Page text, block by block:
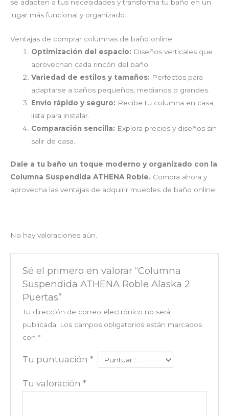
se adapten a tus necesidades y transforma tu baño en un
lugar más funcional y organizado.
Ventajas de comprar columnas de baño online:
Optimización del espacio: Diseños verticales que
aprovechan cada rincón del baño.
Variedad de estilos y tamaños: Perfectos para
adaptarse a baños pequeños, medianos o grandes.
Envío rápido y seguro: Recibe tu columna en casa,
lista para instalar.
Comparación sencilla: Explora precios y diseños sin
salir de casa.
Dale a tu baño un toque moderno y organizado con la
Columna Suspendida ATHENA Roble. Compra ahora y
aprovecha las ventajas de adquirir muebles de baño online.
No hay valoraciones aún.
Sé el primero en valorar “Columna
Suspendida ATHENA Roble Alaska 2
Puertas”
Tu dirección de correo electrónico no será
publicada. Los campos obligatorios están marcados
con *
Tu puntuación *
Tu valoración *